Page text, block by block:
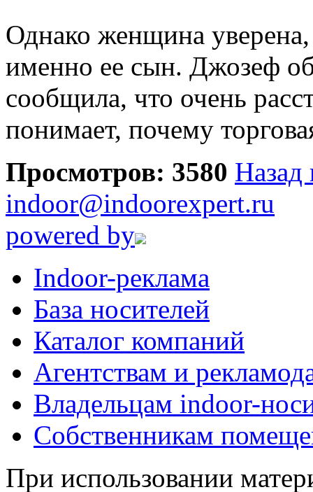
Однако женщина
именно ее сын. Джозеф
сообщила, что очень
понимает, почему
Просмотров: 3580 Назад
indoor@indoorexpert.ru
powered by
Indoor-реклама
База носителей
Каталог компаний
Агентствам и
Владельцам indoor-
Собственникам
При использовании